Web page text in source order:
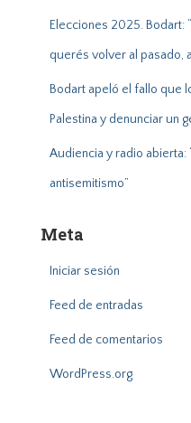
Elecciones 2025. Bodart:
querés volver al pasado,
Bodart apeló el fallo que
Palestina y denunciar un
Audiencia y radio abierta:
antisemitismo”
Meta
Iniciar sesión
Feed de entradas
Feed de comentarios
WordPress.org